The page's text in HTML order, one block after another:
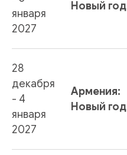
января
2027
Новый год
28
декабря
- 4
января
2027
Армения:
Новый год